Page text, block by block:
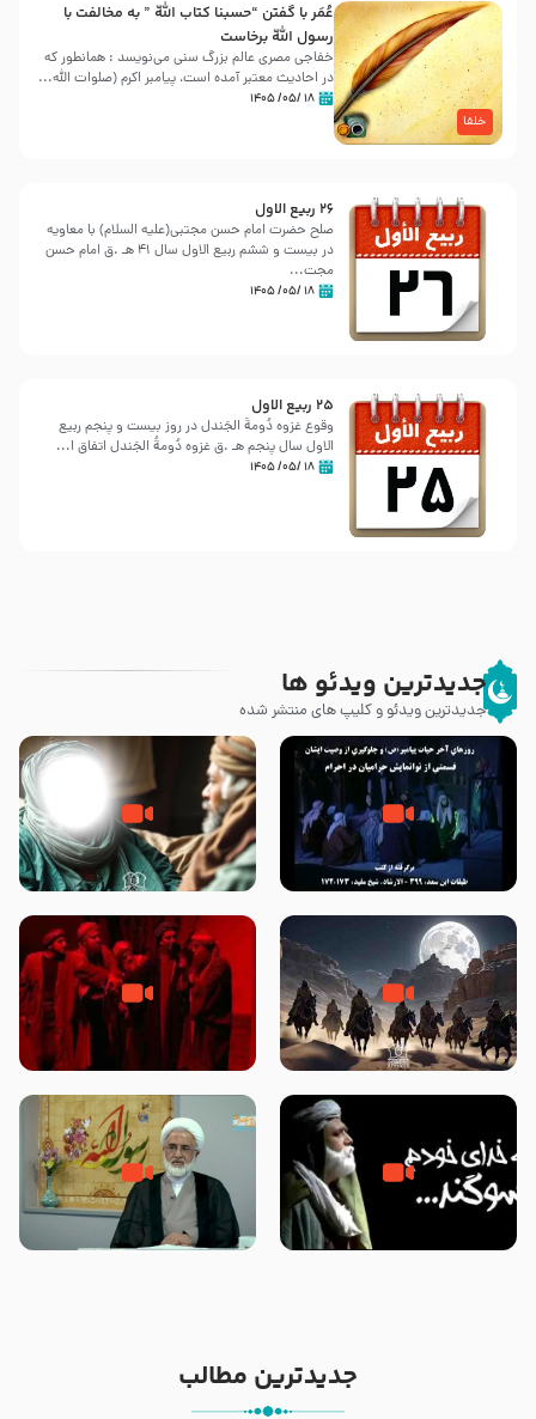
خلفا
عُمَر با گفتن “حسبنا كتاب اللّه ” به مخالفت با
رسول اللّه برخاست
خفاجی مصری عالم بزرگ سنی می‌نویسد : همانطور که
در احادیث معتبر آمده است، پیامبر اکرم (صلوات اللّه...
۱۸ /۰۵/ ۱۴۰۵
26 ربيع الاول
صلح حضرت امام حسن مجتبی(علیه السلام) با معاویه
در بیست و ششم ربیع الاول سال 41 هـ .ق امام حسن
مجت...
۱۸ /۰۵/ ۱۴۰۵
25 ربيع الاول
وقوع غزوه دُومةُ الجَندل در روز بیست و پنجم ربیع
الاول سال پنجم هـ .ق غزوه دُومةُ الجَندل اتفاق ا...
۱۸ /۰۵/ ۱۴۰۵
جدیدترین ویدئو ها
جدیدترین ویدئو و کلیپ های منتشر شده
روزهای آخر حیات پیامبر اکرم صلی
الله علیه و آله – قسمتی از
وصیتی که نوشته نشد (حدیث
قرطاس)
‌‌‌‌‌‌‌داستان ترور نافرجام رسول خدا
صلی الله علیه و آله – شهادت
قسمتی از نوا نمایش بیرق ماندگار
بیان توطئه های منافقین پیش از
خطبه حضرت سلمان سه روز پس از
شهادت پیامبر اکرم صلی الله علیه
مادر داعش – حجت الاسلام جباری
جدیدترین مطالب